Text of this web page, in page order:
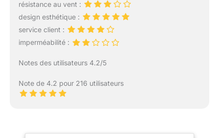
résistance au vent :
design esthétique :
service client :
imperméabilité :
Notes des utilisateurs 4.2/5
Note de 4.2 pour 216 utilisateurs